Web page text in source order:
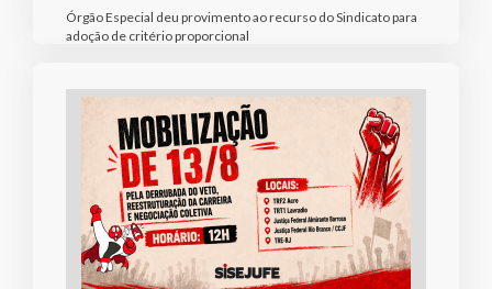
Órgão Especial deu provimento ao recurso do Sindicato para
adoção de critério proporcional